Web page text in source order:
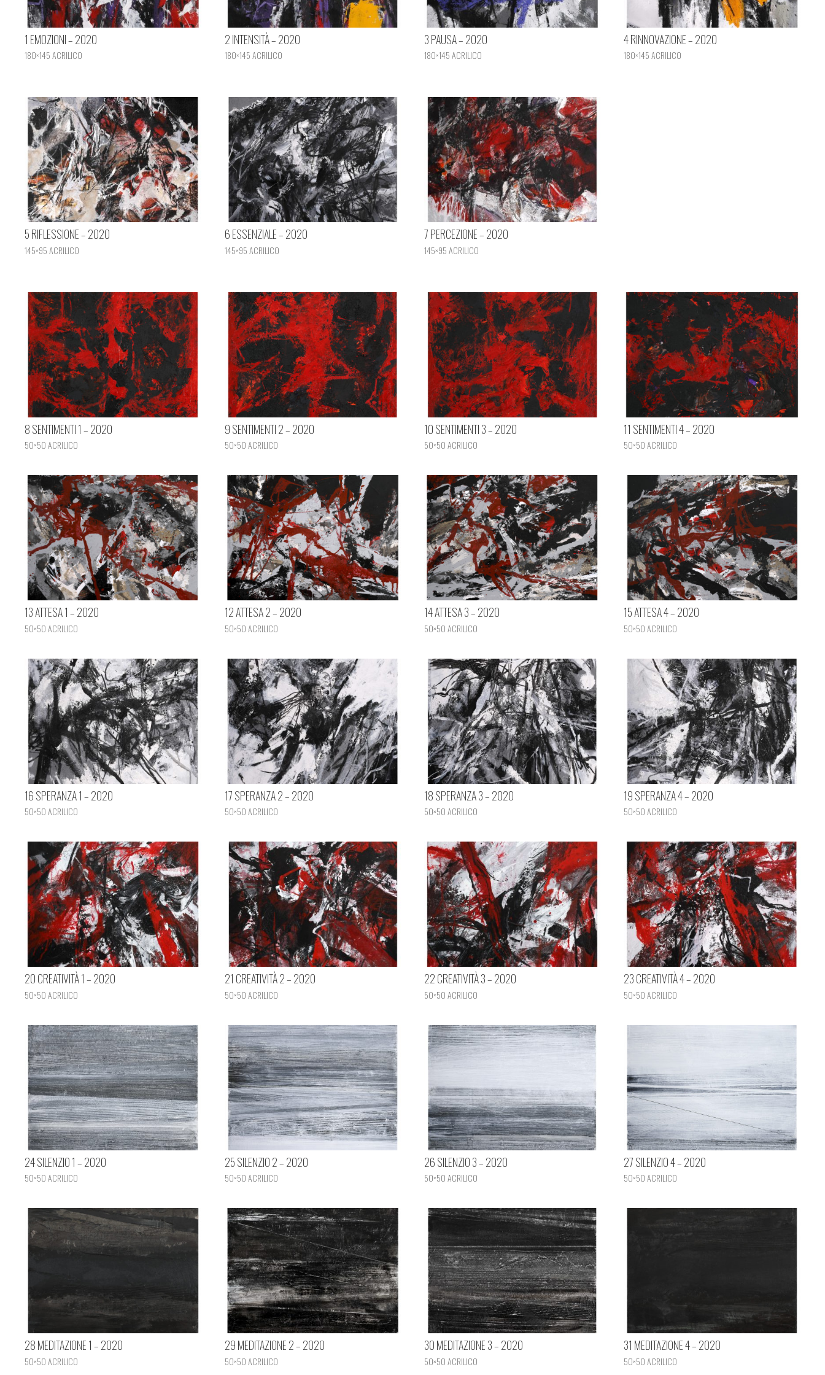
1 EMOZIONI – 2020
180×145 ACRILICO
2 INTENSITÀ – 2020
180×145 ACRILICO
3 PAUSA – 2020
180×145 ACRILICO
4 RINNOVAZIONE – 2020
180×145 ACRILICO
5 RIFLESSIONE – 2020
145×95 ACRILICO
6 ESSENZIALE – 2020
145×95 ACRILICO
7 PERCEZIONE – 2020
145×95 ACRILICO
8 SENTIMENTI 1 – 2020
50×50 ACRILICO
9 SENTIMENTI 2 – 2020
50×50 ACRILICO
10 SENTIMENTI 3 – 2020
50×50 ACRILICO
11 SENTIMENTI 4 – 2020
50×50 ACRILICO
13 ATTESA 1 – 2020
50×50 ACRILICO
12 ATTESA 2 – 2020
50×50 ACRILICO
14 ATTESA 3 – 2020
50×50 ACRILICO
15 ATTESA 4 – 2020
50×50 ACRILICO
16 SPERANZA 1 – 2020
50×50 ACRILICO
17 SPERANZA 2 – 2020
50×50 ACRILICO
18 SPERANZA 3 – 2020
50×50 ACRILICO
19 SPERANZA 4 – 2020
50×50 ACRILICO
20 CREATIVITÀ 1 – 2020
50×50 ACRILICO
21 CREATIVITÀ 2 – 2020
50×50 ACRILICO
22 CREATIVITÀ 3 – 2020
50×50 ACRILICO
23 CREATIVITÀ 4 – 2020
50×50 ACRILICO
24 SILENZIO 1 – 2020
50×50 ACRILICO
25 SILENZIO 2 – 2020
50×50 ACRILICO
26 SILENZIO 3 – 2020
50×50 ACRILICO
27 SILENZIO 4 – 2020
50×50 ACRILICO
28 MEDITAZIONE 1 – 2020
50×50 ACRILICO
29 MEDITAZIONE 2 – 2020
50×50 ACRILICO
30 MEDITAZIONE 3 – 2020
50×50 ACRILICO
31 MEDITAZIONE 4 – 2020
50×50 ACRILICO